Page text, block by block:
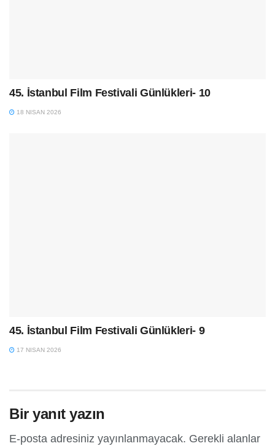
45. İstanbul Film Festivali Günlükleri- 10
18 NISAN 2026
45. İstanbul Film Festivali Günlükleri- 9
17 NISAN 2026
Bir yanıt yazın
E-posta adresiniz yayınlanmayacak. Gerekli alanlar